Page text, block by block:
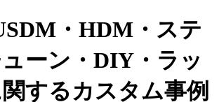
・HDM・ステ
ーン・DIY・ラッ
するカスタム事例